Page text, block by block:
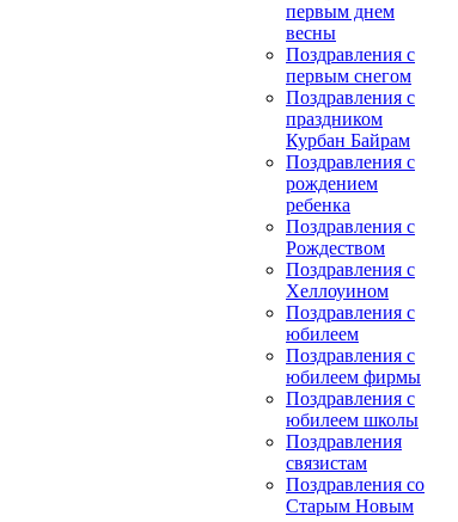
первым днем
весны
Поздравления с
первым снегом
Поздравления с
праздником
Курбан Байрам
Поздравления с
рождением
ребенка
Поздравления с
Рождеством
Поздравления с
Хеллоуином
Поздравления с
юбилеем
Поздравления с
юбилеем фирмы
Поздравления с
юбилеем школы
Поздравления
связистам
Поздравления со
Старым Новым